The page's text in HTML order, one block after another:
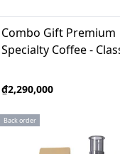
Combo Gift Premium
Specialty Coffee -
₫2,290,000
Back order